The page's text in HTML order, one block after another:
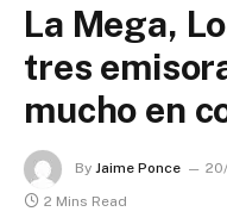
La Mega,
tres
mucho en
By Jaime Ponce
2 Mins Read